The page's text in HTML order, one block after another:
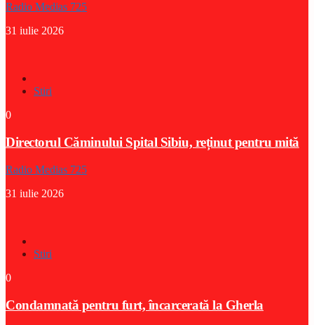
Radio Medias 725
31 iulie 2026
Stiri
0
Directorul Căminului Spital Sibiu, reținut pentru mită
Radio Medias 725
31 iulie 2026
Stiri
0
Condamnată pentru furt, încarcerată la Gherla